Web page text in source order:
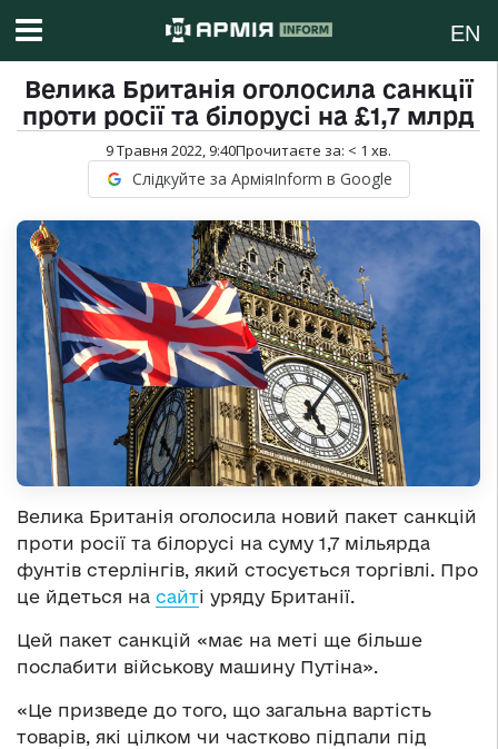
EN
Велика Британія оголосила санкції
проти росії та білорусі на £1,7 млрд
9 Травня 2022, 9:40Прочитаєте за: < 1 хв.
Слідкуйте за АрміяInform в Google
Велика Британія оголосила новий пакет санкцій
проти росії та білорусі на суму 1,7 мільярда
фунтів стерлінгів, який стосується торгівлі. Про
це йдеться на сайті уряду Британії.
Цей пакет санкцій «має на меті ще більше
послабити військову машину Путіна».
«Це призведе до того, що загальна вартість
товарів, які цілком чи частково підпали під